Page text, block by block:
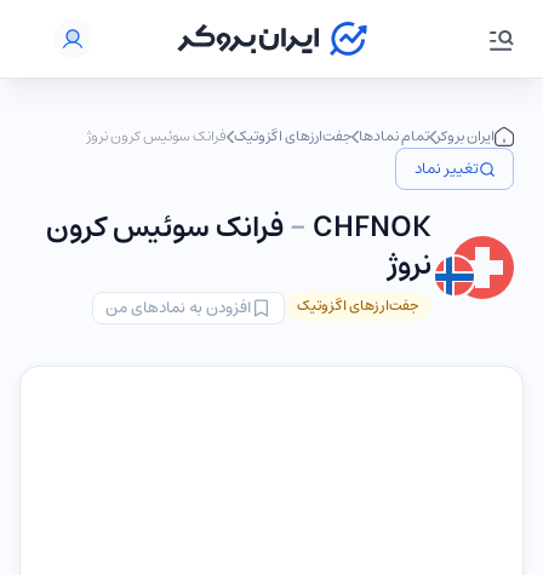
ایران بروکر تمام نمادها جفت‌ارزهای اگزوتیک فرانک سوئیس کرون نروژ
تغییر نماد
CHFNOK
-فرانک سوئیس کرون
نروژ
جفت‌ارزهای اگزوتیک افزودن به نمادهای من